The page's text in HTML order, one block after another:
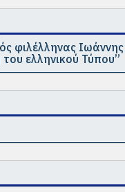
φιλέλληνας Ιωάννης
ελληνικού Τύπου”